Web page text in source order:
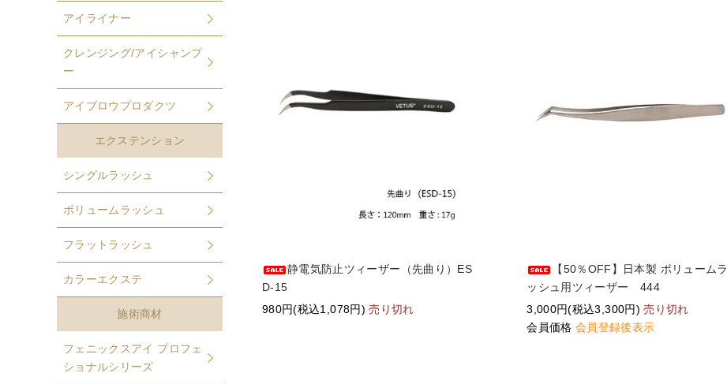
静電気防止ツィーザー（先曲り）ES
D-15
980円(税込1,078円)売り切れ
【50％OFF】日本製 ボリュームラ
ッシュ用ツィーザー 444
3,000円(税込3,300円)売り切れ
会員価格 会員登録後表示
アイライナー
クレンジング/アイシャンプ
ー
アイブロウプロダクツ
エクステンション
シングルラッシュ
ボリュームラッシュ
フラットラッシュ
カラーエクステ
施術商材
フェニックスアイ プロフェ
ショナルシリーズ